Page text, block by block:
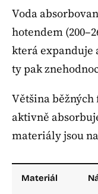
Voda
hotendem
která expanduje
ty pak
Většina
aktivně
materiály jsou
Materiál